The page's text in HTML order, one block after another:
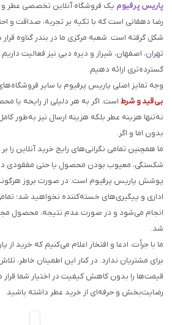
پاریس پرفیوم یک فروشگاه آنلاین تخصصی عطر
رضا دهقانی است که با تکیه بر تجربه، صداقت و
شکل گرفته است. شعبه مرکزی ما در بندر گناوه
تهران، اصفهان، شیراز و دیره دبی نیز فعالیت
گسترده‌تری ارائه دهیم.
وجه تمایز اصلی پاریس پرفیوم با سایر
بی‌قید و شرط است. اگر به هر دلیلی از رایحه یا
نه‌تنها هزینه عطر بلکه هزینه ارسال نیز به‌طور
بدون اما و اگر.
ما همچنین تمامی نگرانی‌های رایج خرید آنلاین را
شکستگی، معیوب بودن محصول یا حتی مفقودی در
پوشش پاریس پرفیوم است. در صورت بروز
اداری و پیگیری‌های خسته‌کننده نخواهید شد؛
انجام می‌شود و در صورت عدم نتیجه، محصول
شد.
ما با جرأت، ادعا و افتخار اعلام می‌کنیم که خرید
برای مشتریان ندارد. در کنار این اطمینان خاطر،
قیمت‌ها را بدون کاهش کیفیت در اختیار شما قرار
رضایت‌بخش و حرفه‌ای از خرید عطر داشته باشید.